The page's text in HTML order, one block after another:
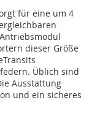
für eine um 4
dieser Größe
Üblich sind
Ausstattung
und ein sicheres